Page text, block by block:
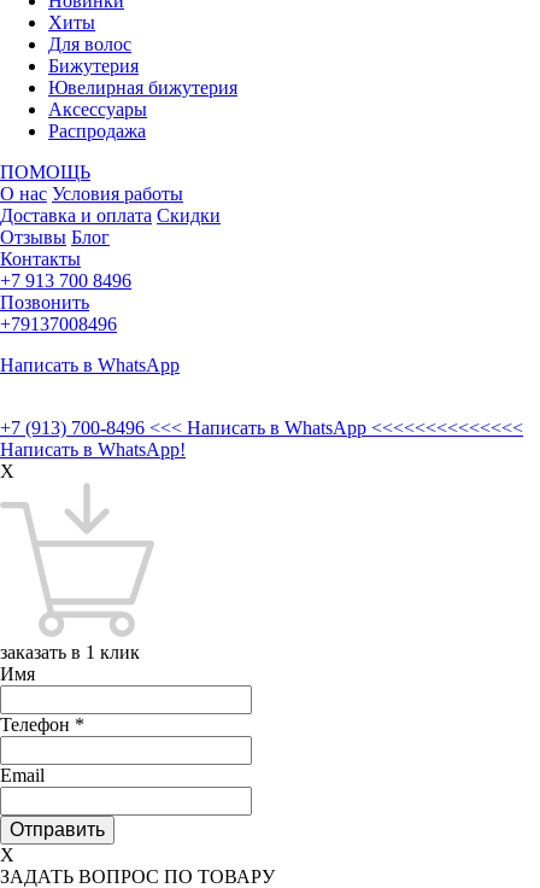
Хиты
Для волос
Бижутерия
Ювелирная бижутерия
Аксессуары
Распродажа
ПОМОЩЬ
О нас Условия работы
Доставка и оплата Скидки
Отзывы Блог
Контакты
+7 913 700 8496
Позвонить
+79137008496
Написать в WhatsApp
+7 (913) 700-8496 <<< Написать в WhatsApp <<<<<<<<<<<<<<
Написать в WhatsApp!
X
заказать в 1 клик
Имя
Телефон *
Email
X
ЗАДАТЬ ВОПРОС ПО ТОВАРУ